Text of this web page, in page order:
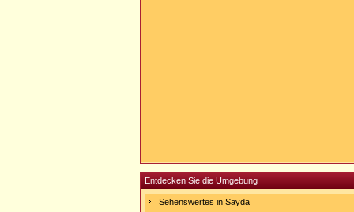
Entdecken Sie die Umgebung
Sehenswertes in Sayda